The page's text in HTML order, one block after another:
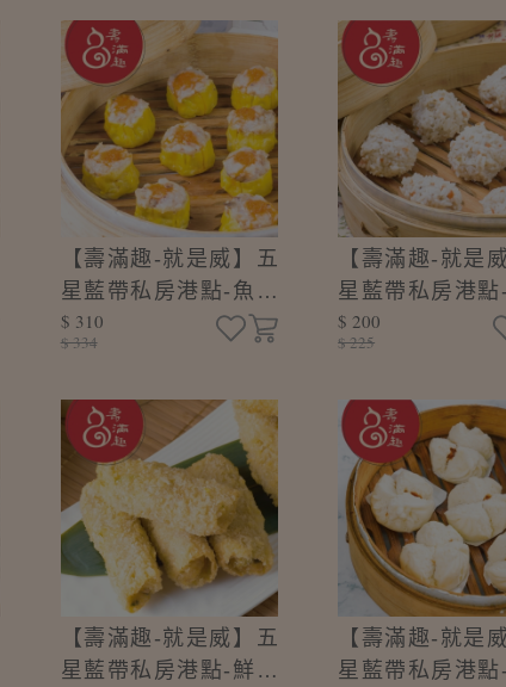
【壽滿趣-就是威】五
星藍帶私房港點-魚子
燒賣(8顆/盒)
$ 310
$ 334
【壽滿趣-就是
星藍帶私房港點
珍珠丸(6顆/盒)
$ 200
$ 225
【壽滿趣-就是威】五
星藍帶私房港點-鮮蝦
【壽滿趣-就是
星藍帶私房港點